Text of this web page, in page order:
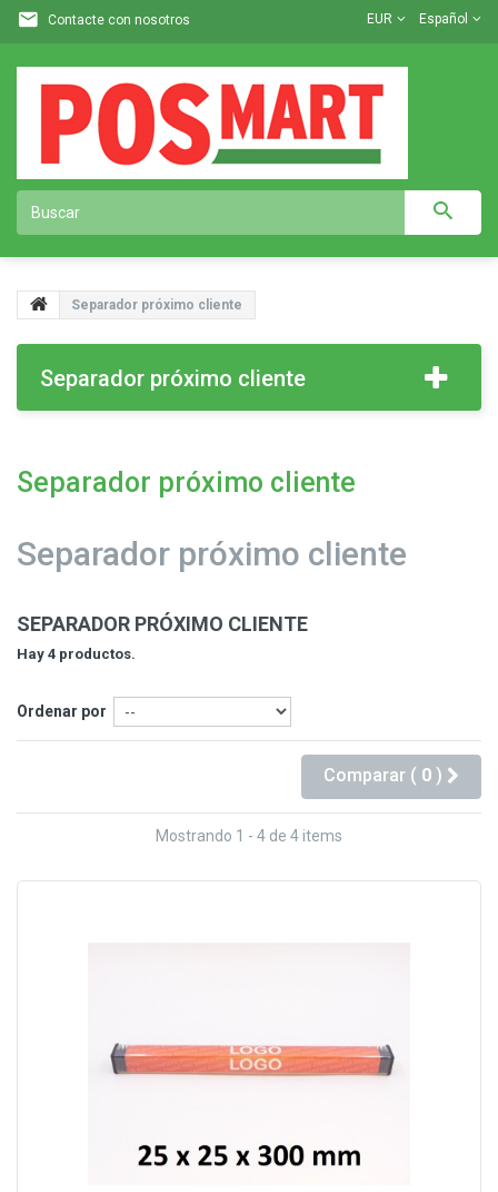
Español
EUR
Contacte con nosotros
Separador próximo cliente
Separador próximo cliente
Separador próximo cliente
Separador próximo cliente
SEPARADOR PRÓXIMO CLIENTE
Hay 4 productos.
Ordenar por
Comparar ( 0 )
Mostrando 1 - 4 de 4 items